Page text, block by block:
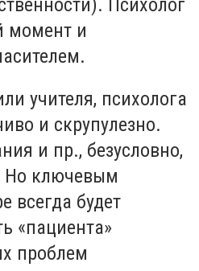
момент и
учителя, психолога
и скрупулезно.
и пр., безусловно,
Но ключевым
всегда будет
«пациента»
проблем